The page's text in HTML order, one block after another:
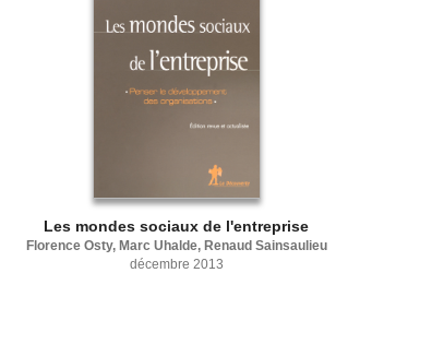
Les mondes sociaux de l'entreprise
Florence Osty, Marc Uhalde, Renaud Sainsaulieu
décembre 2013